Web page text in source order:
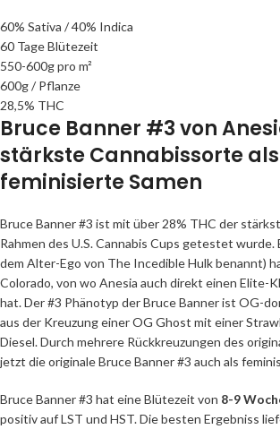
60% Sativa / 40% Indica
60 Tage Blütezeit
550-600g pro m²
600g / Pflanze
28,5% THC
Bruce Banner #3 von
stärkste Cannabissorte als
feminisierte Samen
Bruce Banner #3 ist mit über 28% THC der
Rahmen des U.S. Cannabis Cups getestet wurde.
dem Alter-Ego von The Incedible Hulk benannt)
Colorado, von wo Anesia auch direkt einen Elite-
hat. Der #3 Phänotyp der Bruce Banner ist OG-
aus der Kreuzung einer OG Ghost mit einer
Diesel. Durch mehrere Rückkreuzungen des
jetzt die originale Bruce Banner #3 auch als
Bruce Banner #3 hat eine Blütezeit von 8-9
positiv auf LST und HST. Die besten Ergebniss